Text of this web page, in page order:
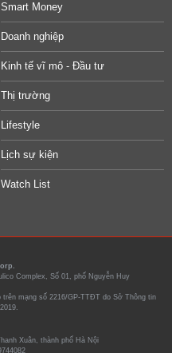
Smart Money
Doanh nghiệp
Kinh tế vĩ mô - Đầu tư
Thị trường
Lifestyle
Lịch sự kiện
Watch List
Complex, Số 01, phố Nguyễn Huy
mạng số 2216/GP-TTĐT do Sở Thông tin
Xuân, thành phố Hà Nội